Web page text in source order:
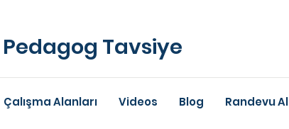
Pedagog Tavsiye
Çalışma Alanları Videos Blog Randevu Al